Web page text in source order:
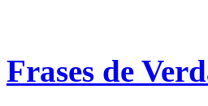
Frases de